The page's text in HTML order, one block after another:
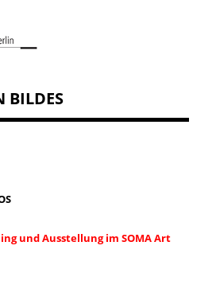
BILDES
und Ausstellung im SOMA Art